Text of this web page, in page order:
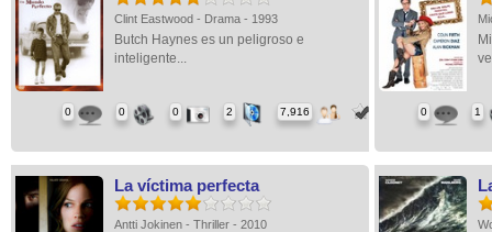
Clint Eastwood - Drama - 1993
Butch Haynes es un peligroso e
inteligente...
0 0 0 2 7,916 0 1
La víctima perfecta
Antti Jokinen - Thriller - 2010